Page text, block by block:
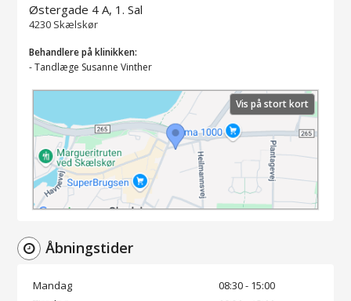
Østergade 4 A, 1. Sal
4230 Skælskør
Behandlere på klinikken:
-Tandlæge Susanne Vinther
Vis på stort kort
Åbningstider
Mandag
08:30 - 15:00